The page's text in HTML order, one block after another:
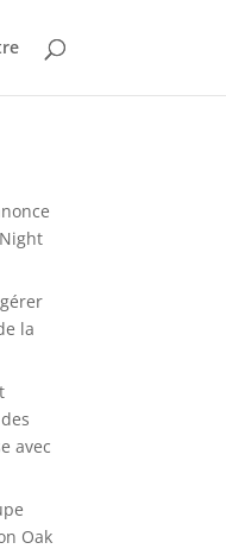
la
avec
Oak